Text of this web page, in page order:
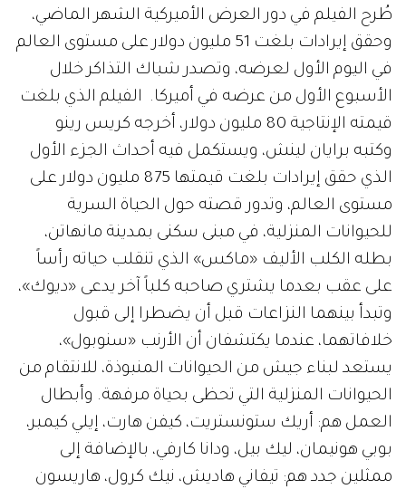
طُرح الفيلم في دور العرض الأميركية الشهر الماضي،
وحقق إيرادات بلغت 51 مليون دولار على مستوى العالم
في اليوم الأول لعرضه، وتصدر شباك التذاكر خلال
الأسبوع الأول من عرضه في أميركا. الفيلم الذي بلغت
قيمته الإنتاجية 80 مليون دولار، أخرجه كريس رينو
وكتبه برايان لينش، ويستكمل فيه أحداث الجزء الأول
الذي حقق إيرادات بلغت قيمتها 875 مليون دولار على
مستوى العالم، وتدور قصته حول الحياة السرية
للحيوانات المنزلية، في مبنى سكنى بمدينة مانهاتن،
بطله الكلب الأليف «ماكس» الذي تنقلب حياته رأساً
على عقب بعدما يشتري صاحبه كلباً آخر يدعى «ديوك»،
وتبدأ بينهما النزاعات قبل أن يضطرا إلى قبول
خلافاتهما، عندما يكتشفان أن الأرنب «سنوبول»،
يستعد لبناء جيش من الحيوانات المنبوذة، للانتقام من
الحيوانات المنزلية التي تحظى بحياة مرفهة. وأبطال
العمل هم: أريك ستونستريت، كيفن هارت، إيلي كيمبر،
بوبي هونيمان، ليك بيل، ودانا كارفي، بالإضافة إلى
ممثلين جدد هم: تيفاني هاديش، نيك كرول، هاريسون